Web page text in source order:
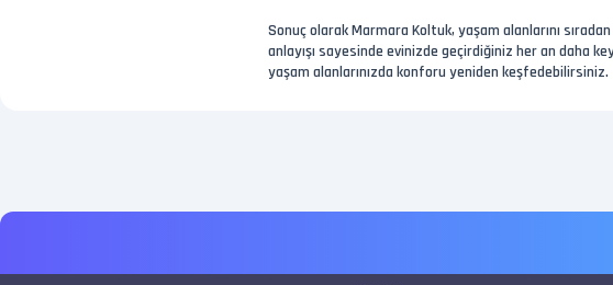
Sonuç olarak Marmara Koltuk, yaşam alanlarını
anlayışı sayesinde evinizde geçirdiğiniz her an daha
yaşam alanlarınızda konforu yeniden keşfedebilirsiniz.